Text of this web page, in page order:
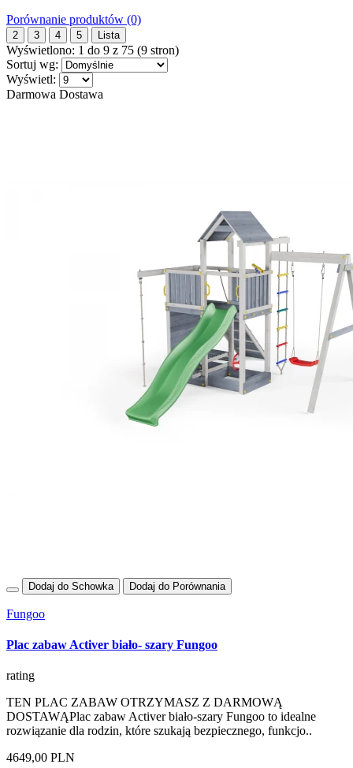
Porównanie produktów (0)
2 3 4 5 Lista
Wyświetlono: 1 do 9 z 75 (9 stron)
Sortuj wg:
Wyświetl:
Darmowa Dostawa
Dodaj do Schowka Dodaj do Porównania
Fungoo
Plac zabaw Activer biało- szary Fungoo
rating
TEN PLAC ZABAW OTRZYMASZ Z DARMOWĄ
DOSTAWĄPlac zabaw Activer biało-szary Fungoo to idealne
rozwiązanie dla rodzin, które szukają bezpiecznego, funkcjo..
4649,00 PLN